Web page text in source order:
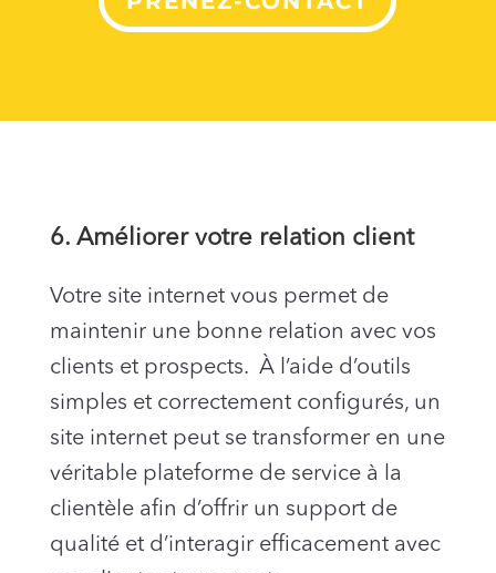
6. Améliorer votre relation client
Votre site internet vous permet de
maintenir une bonne relation avec vos
clients et prospects. À l’aide d’outils
simples et correctement configurés, un
site internet peut se transformer en une
véritable plateforme de service à la
clientèle afin d’offrir un support de
qualité et d’interagir efficacement avec